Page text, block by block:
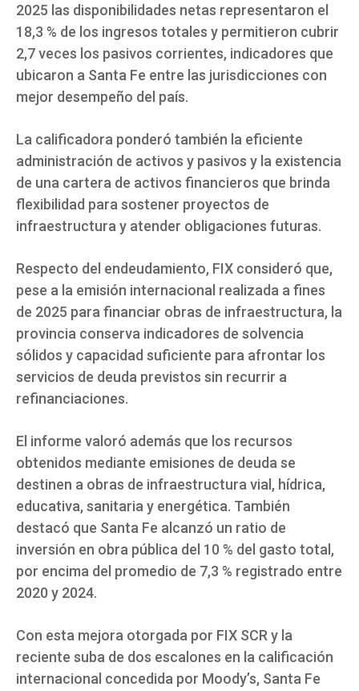
2025 las disponibilidades netas representaron el
18,3 % de los ingresos totales y permitieron cubrir
2,7 veces los pasivos corrientes, indicadores que
ubicaron a Santa Fe entre las jurisdicciones con
mejor desempeño del país.
La calificadora ponderó también la eficiente
administración de activos y pasivos y la existencia
de una cartera de activos financieros que brinda
flexibilidad para sostener proyectos de
infraestructura y atender obligaciones futuras.
Respecto del endeudamiento, FIX consideró que,
pese a la emisión internacional realizada a fines
de 2025 para financiar obras de infraestructura, la
provincia conserva indicadores de solvencia
sólidos y capacidad suficiente para afrontar los
servicios de deuda previstos sin recurrir a
refinanciaciones.
El informe valoró además que los recursos
obtenidos mediante emisiones de deuda se
destinen a obras de infraestructura vial, hídrica,
educativa, sanitaria y energética. También
destacó que Santa Fe alcanzó un ratio de
inversión en obra pública del 10 % del gasto total,
por encima del promedio de 7,3 % registrado entre
2020 y 2024.
Con esta mejora otorgada por FIX SCR y la
reciente suba de dos escalones en la calificación
internacional concedida por Moody’s, Santa Fe